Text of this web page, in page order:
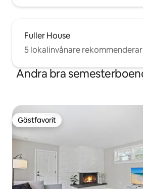
Fuller House
5 lokalinvånare rekommenderar
Andra bra
Gästfavorit
Gästfavorit